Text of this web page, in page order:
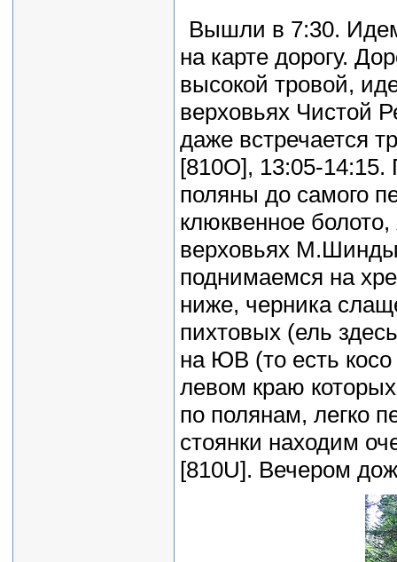
Вышли в 7:30.
на карте дорогу.
высокой тровой,
верховьях Чистой
даже встречается
[810O], 13:05-
поляны до самого
клюквенное
верховьях
поднимаемся на
ниже, черника
пихтовых (ель
на ЮВ (то есть
левом краю
по полянам, легко
стоянки находим
[810U]. Вечером